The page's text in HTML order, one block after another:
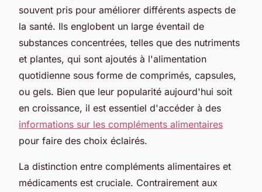
souvent pris pour améliorer différents aspects de
la santé. Ils englobent un large éventail de
substances concentrées, telles que des nutriments
et plantes, qui sont ajoutés à l'alimentation
quotidienne sous forme de comprimés, capsules,
ou gels. Bien que leur popularité aujourd'hui soit
en croissance, il est essentiel d'accéder à des
informations sur les compléments alimentaires
pour faire des choix éclairés.
La distinction entre compléments alimentaires et
médicaments est cruciale. Contrairement aux